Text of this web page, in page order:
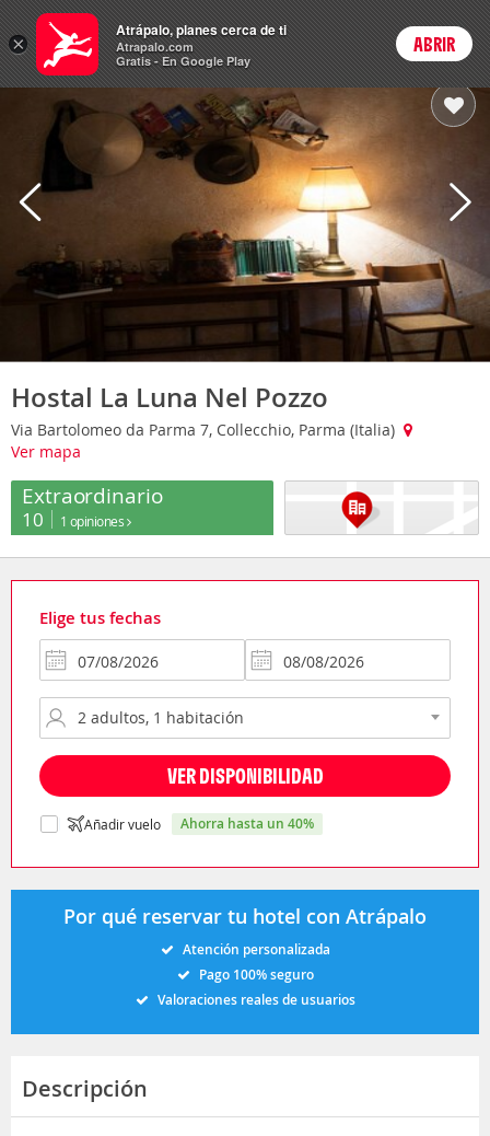
Hoteles Login
Hostal La Luna Nel Pozzo
Via Bartolomeo da Parma 7, Collecchio, Parma (Italia)
Ver mapa
Extraordinario
10 1 opiniones
Elige tus fechas
VER DISPONIBILIDAD
Añadir vuelo ahorra hasta un 40%
Por qué reservar tu hotel con Atrápalo
Atención personalizada
Pago 100% seguro
Valoraciones reales de usuarios
Descripción
×
Atrápalo, planes cerca de ti
Atrapalo.com
Gratis - En Google Play
ABRIR